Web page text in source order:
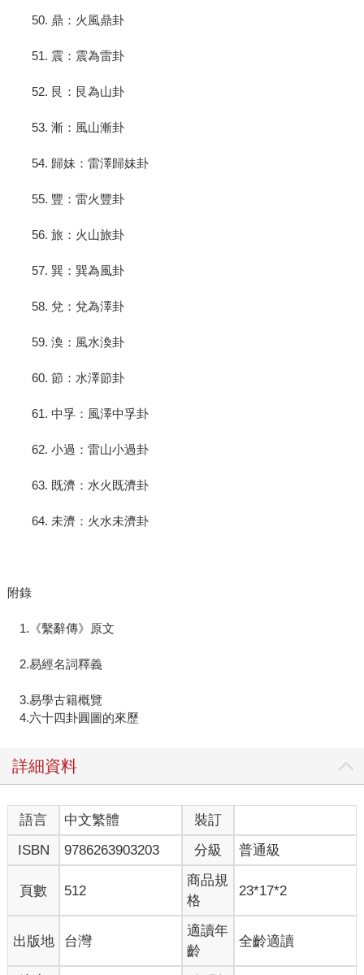
50. 鼎：火風鼎卦
51. 震：震為雷卦
52. 艮：艮為山卦
53. 漸：風山漸卦
54. 歸妹：雷澤歸妹卦
55. 豐：雷火豐卦
56. 旅：火山旅卦
57. 巽：巽為風卦
58. 兌：兌為澤卦
59. 渙：風水渙卦
60. 節：水澤節卦
61. 中孚：風澤中孚卦
62. 小過：雷山小過卦
63. 既濟：水火既濟卦
64. 未濟：火水未濟卦
附錄
1.《繫辭傳》原文
2.易經名詞釋義
3.易學古籍概覽
4.六十四卦圓圖的來歷
詳細資料
語言 中文繁體
裝訂
ISBN
9786263903203 分級 普通級
頁數 512
商品規
格
23*17*2
出版地 台灣
適讀年
齡
全齡適讀